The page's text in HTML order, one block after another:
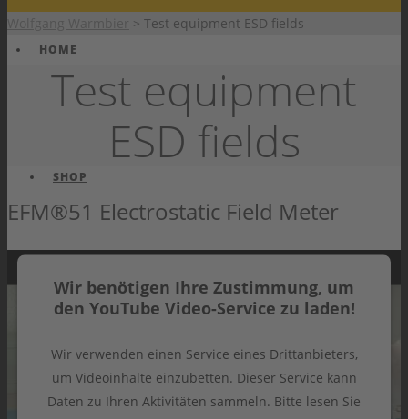
HOME
SHOP
PRODUKTE
PRODUKTE
KATALOG
> Test equipment ESD fields
Test equipment
ESD fields
EFM®51 Electrostatic Field Meter
Wir benötigen Ihre Zustimmung, um
den YouTube Video-Service zu laden!
Wir verwenden einen Service eines Drittanbieters,
um Videoinhalte einzubetten. Dieser Service kann
Daten zu Ihren Aktivitäten sammeln. Bitte lesen Sie